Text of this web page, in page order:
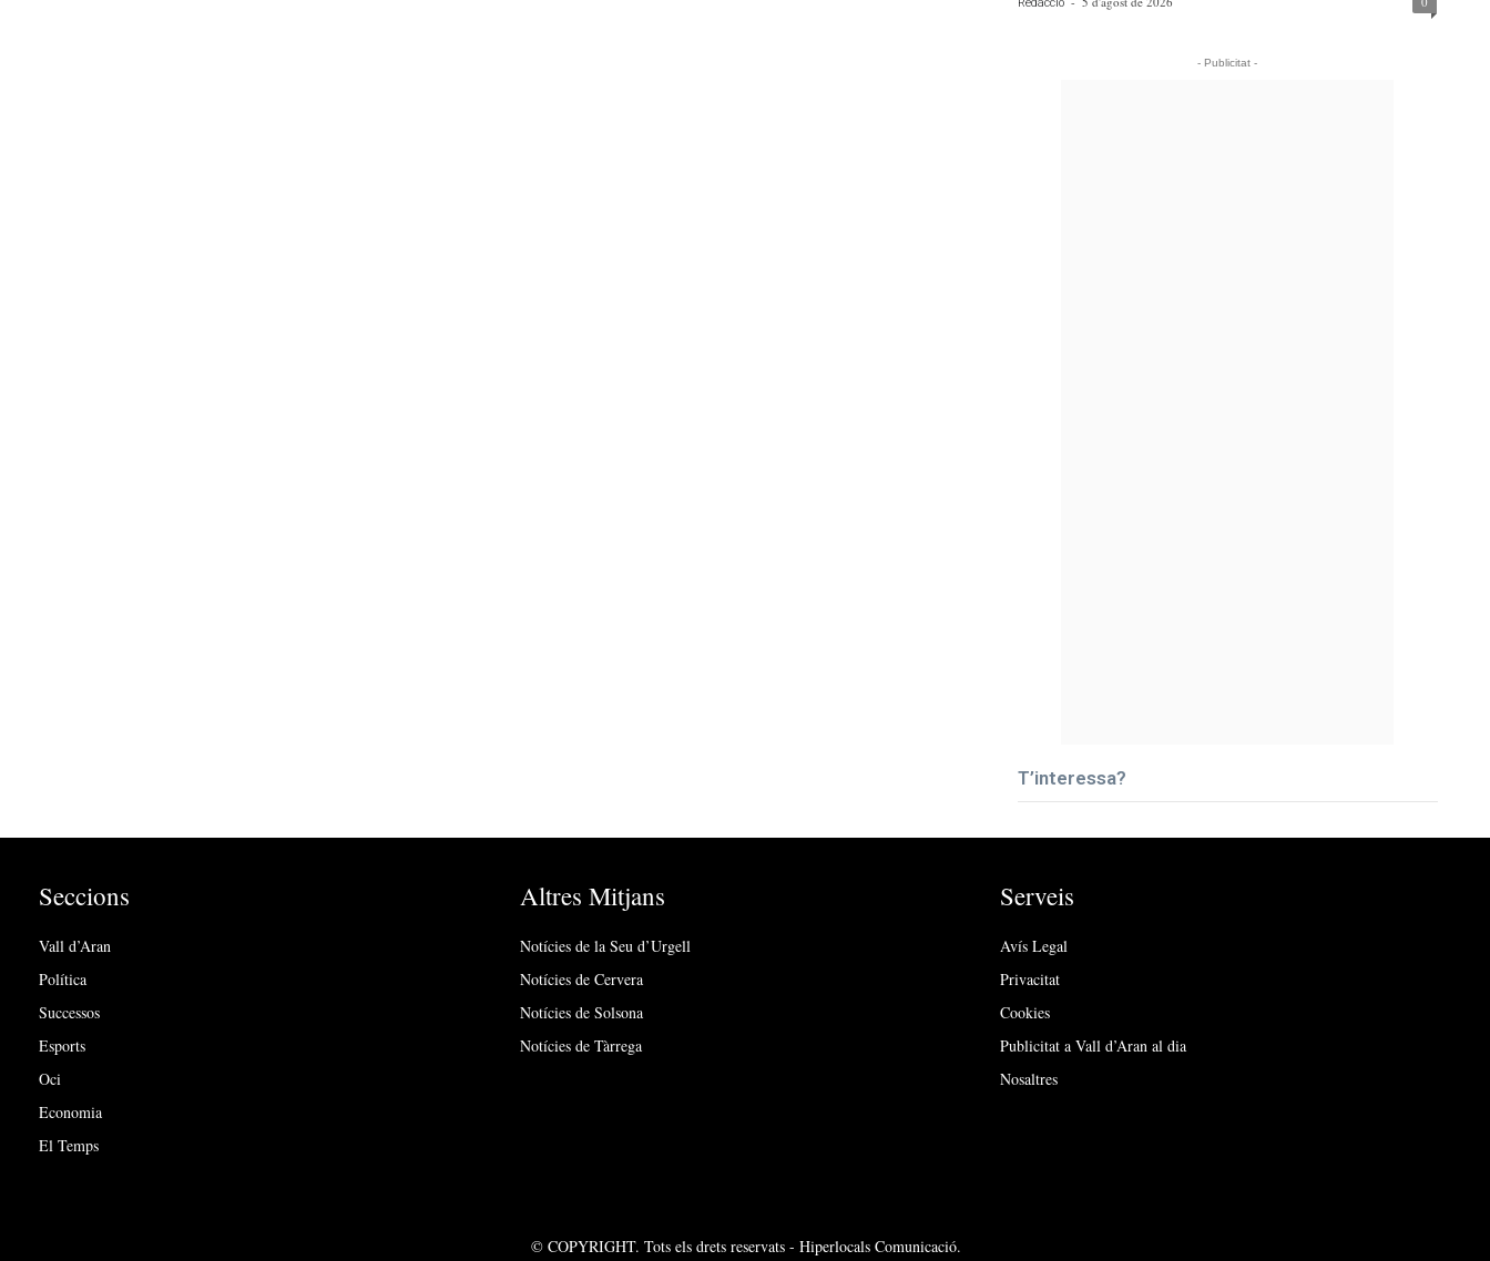
- Publicitat -
T’interessa?
Seccions
Vall d’Aran
Política
Successos
Esports
Oci
Economia
El Temps
Altres Mitjans
Notícies de la Seu d’Urgell
Notícies de Cervera
Notícies de Solsona
Notícies de Tàrrega
Serveis
Avís Legal
Privacitat
Cookies
Publicitat a Vall d’Aran al dia
Nosaltres
© COPYRIGHT. Tots els drets reservats - Hiperlocals Comunicació.